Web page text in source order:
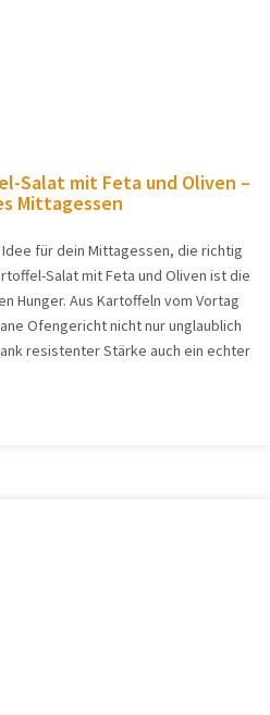
Salat mit Feta und Oliven –
Mittagessen
für dein Mittagessen, die richtig
Salat mit Feta und Oliven ist die
Hunger. Aus Kartoffeln vom Vortag
Ofengericht nicht nur unglaublich
resistenter Stärke auch ein echter